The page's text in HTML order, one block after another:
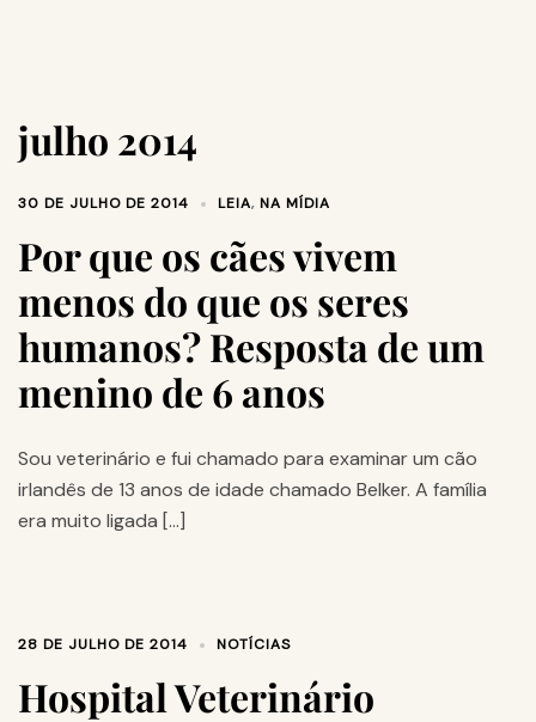
julho 2014
30 DE JULHO DE 2014 LEIA, NA MÍDIA
Por que os cães vivem
menos do que os seres
humanos? Resposta de um
menino de 6 anos
Sou veterinário e fui chamado para examinar um cão
irlandês de 13 anos de idade chamado Belker. A família
era muito ligada […]
28 DE JULHO DE 2014 NOTÍCIAS
Hospital Veterinário